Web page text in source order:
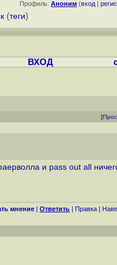
Профиль: Аноним (вход |
(теги)
ВХОД
[
и pass out all
мнение | Ответить | Правка |